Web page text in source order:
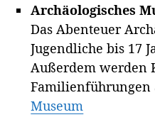
Archäologisches
Das Abenteuer
Jugendliche bis 17
Außerdem werden
Museum